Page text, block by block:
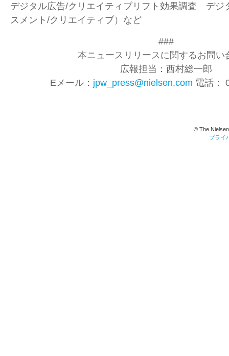
デジタル広告/クリエイティブリフト効果調査 デジ
スメント/クリエイティブ）など
###
本ニュースリリースに関するお問い
広報担当：西村総一郎
Eメール： jpw_press@nielsen.com 電話：
© The
プライ